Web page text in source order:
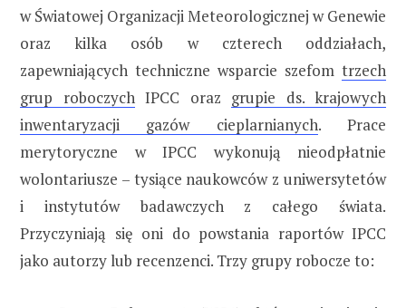
w Światowej Organizacji Meteorologicznej w Genewie
oraz kilka osób w czterech oddziałach,
zapewniających techniczne wsparcie szefom trzech
grup roboczychIPCC oraz grupie ds. krajowych
inwentaryzacji gazów cieplarnianych. Prace
merytoryczne w IPCC wykonują nieodpłatnie
wolontariusze – tysiące naukowców z uniwersytetów
i instytutów badawczych z całego świata.
Przyczyniają się oni do powstania raportów IPCC
jako autorzy lub recenzenci. Trzy grupy robocze to: